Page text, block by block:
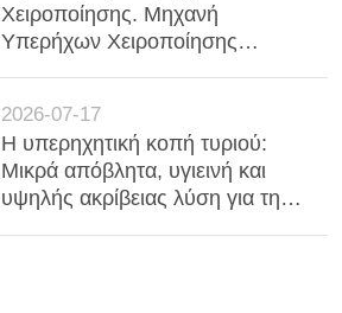
Χειροποίησης. Μηχανή
Υπερήχων Χειροποίησης
Χειροποίησης Χειροποίησης
Χειροποίησης Χειροποίησης
Χειροποίησης Χειροποίησης
Χειροποίησης Χειροποίησης
Χειροποίησης Χειροποίησης
2026-07-17
Η υπερηχητική κοπή τυριού:
Μικρά απόβλητα, υγιεινή και
υψηλής ακρίβειας λύση για τη